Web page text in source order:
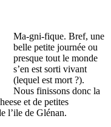
Ma-gni-fique. Bref, une
belle petite journée ou
presque tout le monde
s’en est sorti vivant
(lequel est mort ?).
Nous finissons donc la
et de petites
l’ile de Glénan.